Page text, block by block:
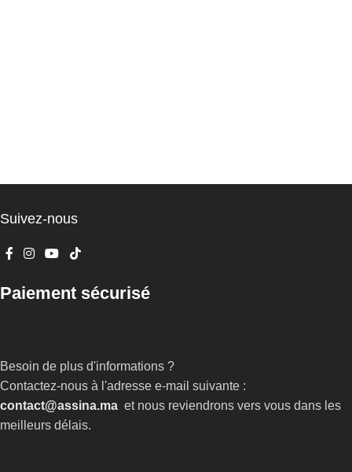
Suivez-nous
Paiement sécurisé
Besoin de plus d'informations ?
Contactez-nous à l'adresse e-mail suivante :
contact@assina.ma et nous reviendrons vers vous dans les
meilleurs délais.